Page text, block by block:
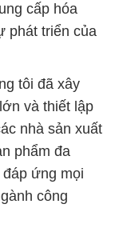
cấp hóa
phát triển của
tôi đã xây
và thiết lập
nhà sản xuất
phẩm đa
ứng mọi
công